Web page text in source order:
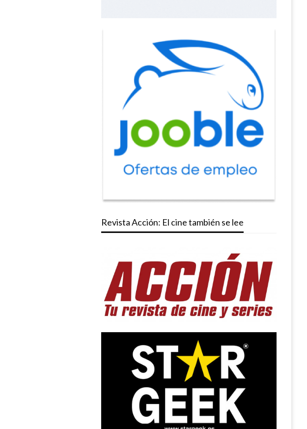
Revista Acción: El cine también se lee